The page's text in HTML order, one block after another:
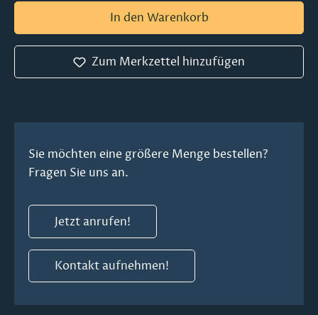
In den Warenkorb
Zum Merkzettel hinzufügen
Sie möchten eine größere Menge bestellen?
Fragen Sie uns an.
Jetzt anrufen!
Kontakt aufnehmen!